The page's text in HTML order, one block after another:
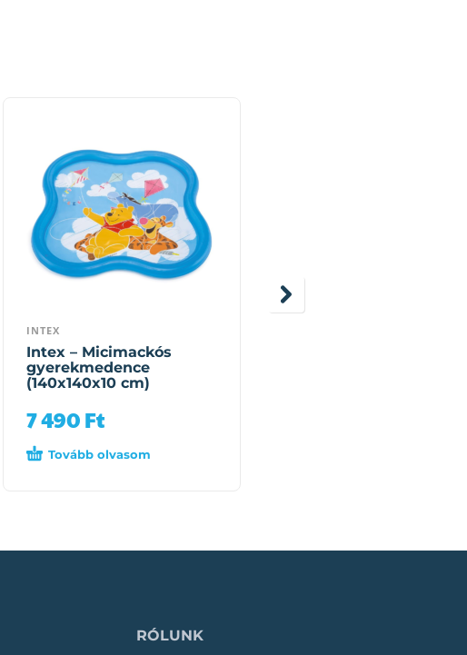
INTEX
Intex – Micimackós
gyerekmedence
(140x140x10 cm)
7 490Ft
Tovább olvasom
RÓLUNK